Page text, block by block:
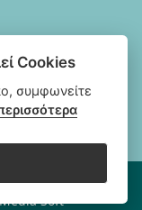
e-shop
Soft
Cookies
συμφωνείτε